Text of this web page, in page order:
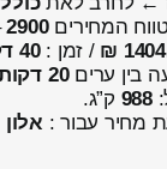
המחירים2900
/ זמן :40 דקות 45 שניות
בין ערים20 דקות
988 ק”ג.
מחיר עבור : אלון